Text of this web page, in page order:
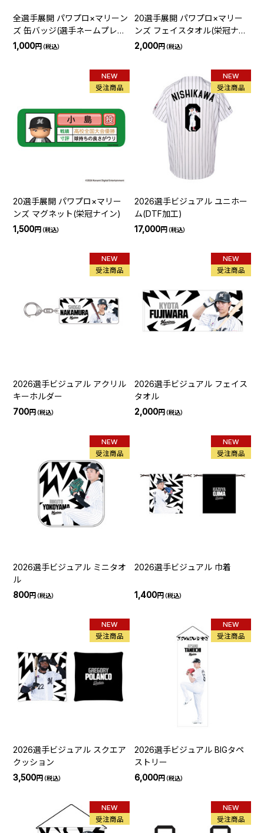
全選手展開 パワプロ×マリーン
ズ 缶バッジ(選手ネームプレー
ト)
1,000円（税込）
20選手展開 パワプロ×マリー
ンズ フェイスタオル(栄冠ナイ
ン)
2,000円（税込）
NEW
受注商品
20選手展開 パワプロ×マリー
ンズ マグネット(栄冠ナイン)
1,500円（税込）
NEW
受注商品
2026選手ビジュアル ユニホー
ム(DTF加工)
17,000円（税込）
NEW
受注商品
2026選手ビジュアル アクリル
キーホルダー
700円（税込）
NEW
受注商品
2026選手ビジュアル フェイス
タオル
2,000円（税込）
NEW
受注商品
2026選手ビジュアル ミニタオ
ル
800円（税込）
NEW
受注商品
2026選手ビジュアル 巾着
1,400円（税込）
NEW
受注商品
2026選手ビジュアル スクエア
クッション
3,500円（税込）
NEW
受注商品
2026選手ビジュアル BIGタペ
ストリー
6,000円（税込）
NEW
受注商品
NEW
受注商品